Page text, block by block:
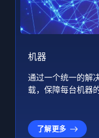
机器
通过一个统一的解
载，保障每台机器
了解更多